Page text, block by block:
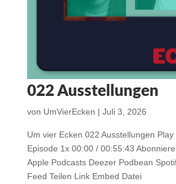
022 Ausstellungen
von UmVierEcken | Juli 3, 2026
Um vier Ecken 022 Ausstellungen
Episode 1x 00:00 / 00:55:43
Apple Podcasts Deezer Podbean
Feed Teilen Link Embed Datei